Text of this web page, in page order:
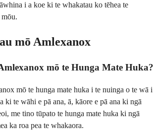
i a koe ki te whakatau ko tēhea te
mō Amlexanox
mō te Hunga Mate Huka?
mō te hunga mate huka i te nuinga o te wā i
ki te wāhi e pā ana, ā, kāore e pā ana ki ngā
me tino tūpato te hunga mate huka ki ngā
ka roa pea te whakaora.